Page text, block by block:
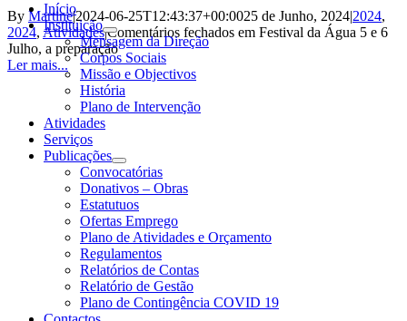
Início
Instituição
Mensagem da Direção
Corpos Sociais
Missão e Objectivos
História
Plano de Intervenção
Atividades
Serviços
Publicações
Convocatórias
Donativos – Obras
Estatutuos
Ofertas Emprego
Plano de Atividades e Orçamento
Regulamentos
Relatórios de Contas
Relatório de Gestão
Plano de Contingência COVID 19
By Martine|2024-06-25T12:43:37+00:0025 de Junho, 2024|2024,
2024, Atividades|Comentários fechados em Festival da Água 5 e 6
Julho, a preparação
Ler mais...